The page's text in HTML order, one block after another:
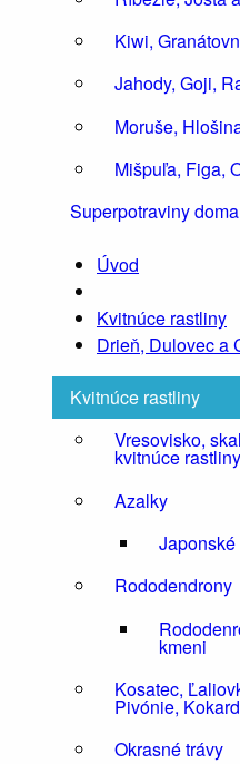
Kiwi,
Jahody, Goji,
Moruše,
Mišpuľa, Figa,
Superpotraviny doma
Úvod
Kvitnúce rastliny
Drieň, Dulovec a
Kvitnúce rastliny
Vresovisko,
kvitnúce rastliny
Azalky
Rododendrony
kmeni
Kosatec,
Pivónie,
Okrasné trávy